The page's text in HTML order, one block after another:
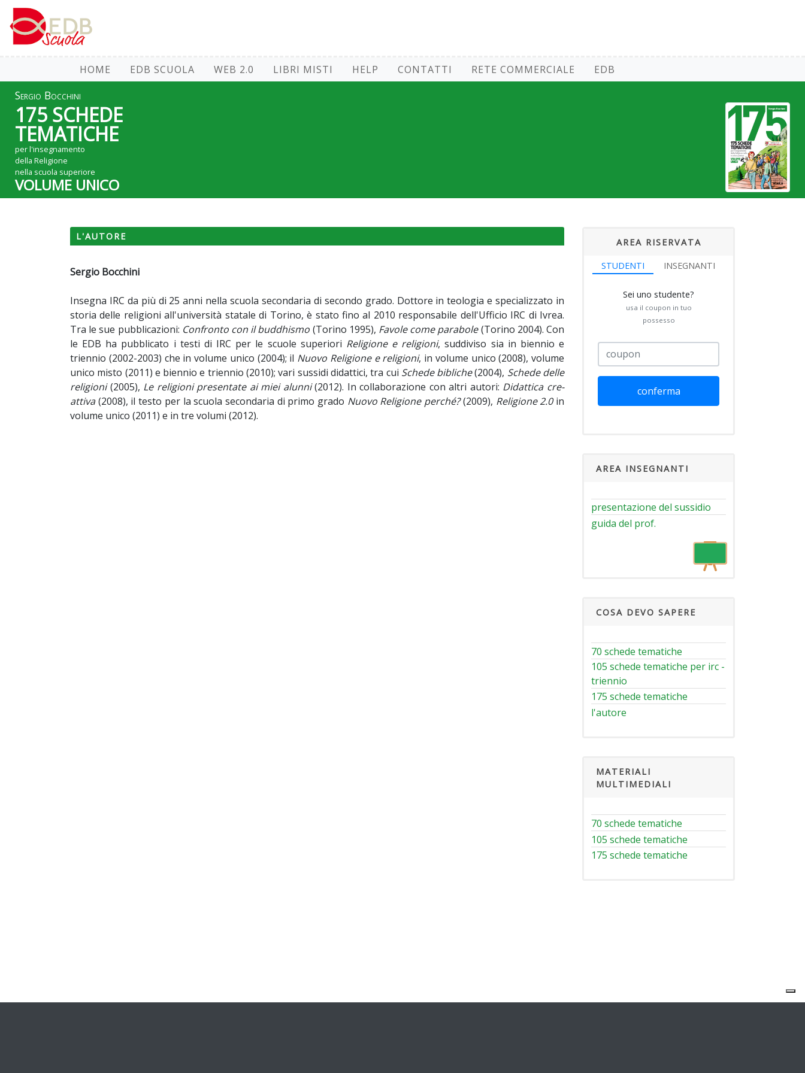
HOME EDB SCUOLA WEB 2.0 LIBRI MISTI HELP CONTATTI RETE COMMERCIALE EDB
Sergio Bocchini
175 SCHEDE
TEMATICHE
per l'insegnamento
della Religione
nella scuola superiore
VOLUME UNICO
L'AUTORE
Sergio Bocchini
Insegna IRC da più di 25 anni nella scuola secondaria di secondo grado. Dottore in teologia e specializzato in
storia delle religioni all'università statale di Torino, è stato fino al 2010 responsabile dell'Ufficio IRC di Ivrea.
Tra le sue pubblicazioni: Confronto con il buddhismo (Torino 1995), Favole come parabole(Torino 2004). Con
le EDB ha pubblicato i testi di IRC per le scuole superiori Religione e religioni, suddiviso sia in biennio e
triennio (2002-2003) che in volume unico (2004); il Nuovo Religione e religioni, in volume unico (2008), volume
unico misto (2011) e biennio e triennio (2010); vari sussidi didattici, tra cui Schede bibliche(2004), Schede delle
re­ligioni(2005), Le religioni presentate ai miei alunni(2012). In collaborazione con altri autori: Didattica cre-
attiva(2008), il testo per la scuola secondaria di primo grado Nuovo Religione perché?(2009), Religione 2.0in
volume unico (2011) e in tre volumi (2012).
AREA RISERVATA
STUDENTI INSEGNANTI
Sei uno studente?
usa il coupon in tuo
possesso
conferma
AREA INSEGNANTI
presentazione del sussidio
guida del prof.
COSA DEVO SAPERE
70 schede tematiche
105 schede tematiche per irc -
triennio
175 schede tematiche
l'autore
MATERIALI
MULTIMEDIALI
70 schede tematiche
105 schede tematiche
175 schede tematiche